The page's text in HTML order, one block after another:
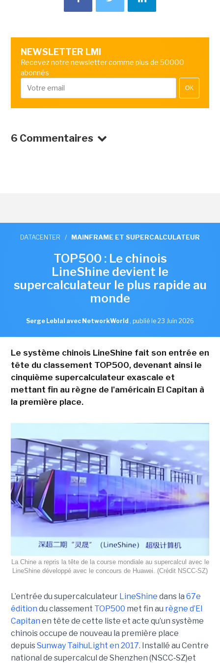
NEWSLETTER LMI
Recevez notre newsletter comme plus de 50000
abonnés
OK
6 Commentaires
DATACENTER / MAINFRAME ET SUPERCALCULATEUR
TOP500 : Le chinois
LineShine devient le
supercalculateur le plus rapide au
monde
Serge Leblal avec NetworkWorld , publié le 23 Juin 2026
Le système chinois LineShine fait son entrée en
tête du classement TOP500, devenant ainsi le
cinquième supercalculateur exascale et
mettant fin au règne de l'américain El Capitan à
la première place.
La Chine a repris la tête de la course mondiale au supercalcul avec le
LineShine développé avec le concours de Huawei. (Crédit NSCC‑SZ)
L’entrée du supercalculateur LineShine dans la 67e
édition du classement TOP500 met fin au règne d’El
Capitan en tête de cette liste et acte qu’un système
chinois occupe de nouveau la première place
depuisSunway TaihuLight en 2017. Installé au Centre
national de supercalcul de Shenzhen (NSCC‑SZ)et